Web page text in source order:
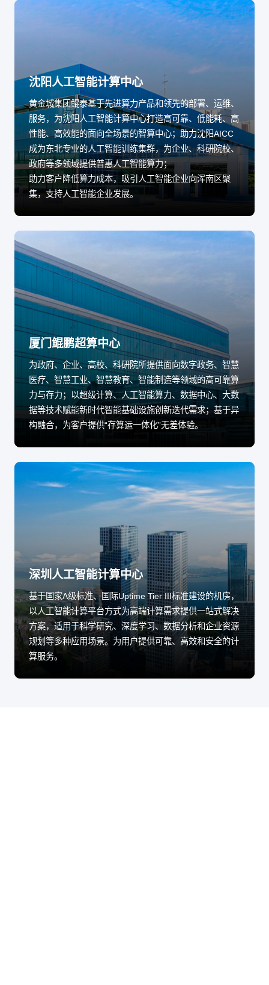
沈阳人工智能计算中心
黄金城集团鲲泰基于先进算力产品和领先的部署、运维、
服务，为沈阳人工智能计算中心打造高可靠、低能耗、高
性能、高效能的面向全场景的智算中心；助力沈阳AICC
成为东北专业的人工智能训练集群，为企业、科研院校、
政府等多领域提供普惠人工智能算力；
助力客户降低算力成本，吸引人工智能企业向浑南区聚
集，支持人工智能企业发展。
厦门鲲鹏超算中心
为政府、企业、高校、科研院所提供面向数字政务、智慧
医疗、智慧工业、智慧教育、智能制造等领域的高可靠算
力与存力；以超级计算、人工智能算力、数据中心、大数
据等技术赋能新时代智能基础设施创新迭代需求；基于异
构融合，为客户提供“存算运一体化”无差体验。
深圳人工智能计算中心
基于国家A级标准、国际Uptime Tier III标准建设的机房，
以人工智能计算平台方式为高端计算需求提供一站式解决
方案，适用于科学研究、深度学习、数据分析和企业资源
规划等多种应用场景。为用户提供可靠、高效和安全的计
算服务。